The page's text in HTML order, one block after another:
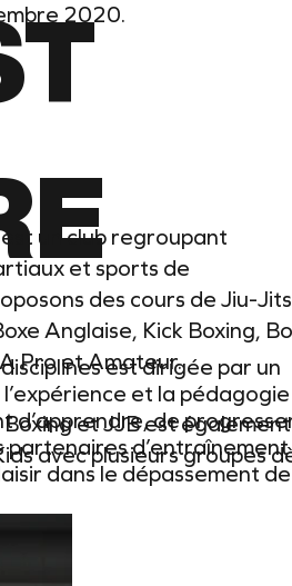
2020.
un club regroupant
et sports de
des cours de Jiu-
Anglaise, Kick Boxing,
Pro et Amateur.
Boxing et JJB est également
avec plusieurs groupes
est dirigée par un
et la pédagogie
d’apprendre, de
partenaires
dans le dépassement de